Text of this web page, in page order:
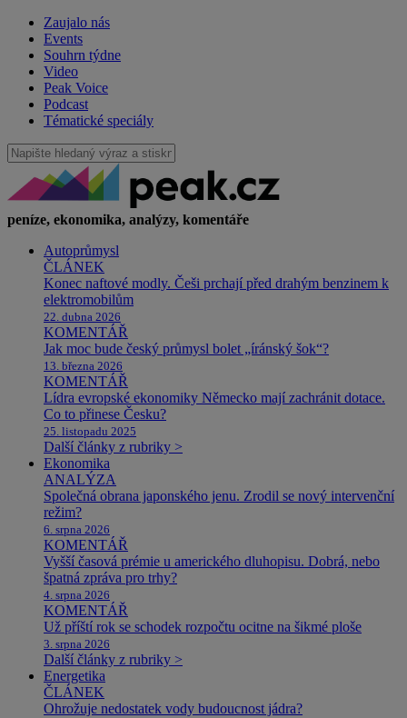
Zaujalo nás
Events
Souhrn týdne
Video
Peak Voice
Podcast
Tématické speciály
peníze, ekonomika, analýzy, komentáře
Autoprůmysl
ČLÁNEK
Konec naftové modly. Češi prchají před drahým benzinem k
elektromobilům
22. dubna 2026
KOMENTÁŘ
Jak moc bude český průmysl bolet „íránský šok“?
13. března 2026
KOMENTÁŘ
Lídra evropské ekonomiky Německo mají zachránit dotace.
Co to přinese Česku?
25. listopadu 2025
Další články z rubriky >
Ekonomika
ANALÝZA
Společná obrana japonského jenu. Zrodil se nový intervenční
režim?
6. srpna 2026
KOMENTÁŘ
Vyšší časová prémie u amerického dluhopisu. Dobrá, nebo
špatná zpráva pro trhy?
4. srpna 2026
KOMENTÁŘ
Už příští rok se schodek rozpočtu ocitne na šikmé ploše
3. srpna 2026
Další články z rubriky >
Energetika
ČLÁNEK
Ohrožuje nedostatek vody budoucnost jádra?